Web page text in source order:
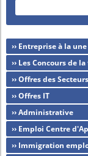
›› Entreprise à la une
›› Les Concours de
›› Offres des
›› Offres IT
›› Administrative
›› Emploi Centre
›› Immigration